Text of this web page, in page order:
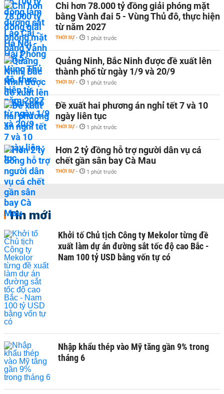
Chi hơn 78.000 tỷ đồng giải phóng mặt
bằng Vành đai 5 - Vùng Thủ đô, thực hiện
từ năm 2027
THỜI SỰ - 1 phút trước
Quảng Ninh, Bắc Ninh được đề xuất lên
thành phố từ ngày 1/9 và 20/9
THỜI SỰ - 1 phút trước
Đề xuất hai phương án nghỉ tết 7 và 10
ngày liên tục
THỜI SỰ - 1 phút trước
Hơn 2 tỷ đồng hỗ trợ người dân vụ cá
chết gần sân bay Cà Mau
THỜI SỰ - 1 phút trước
Tin mới
Khởi tố Chủ tịch Công ty Mekolor từng đề
xuất làm dự án đường sắt tốc độ cao Bắc -
Nam 100 tỷ USD bằng vốn tự có
Nhập khẩu thép vào Mỹ tăng gần 9% trong
tháng 6